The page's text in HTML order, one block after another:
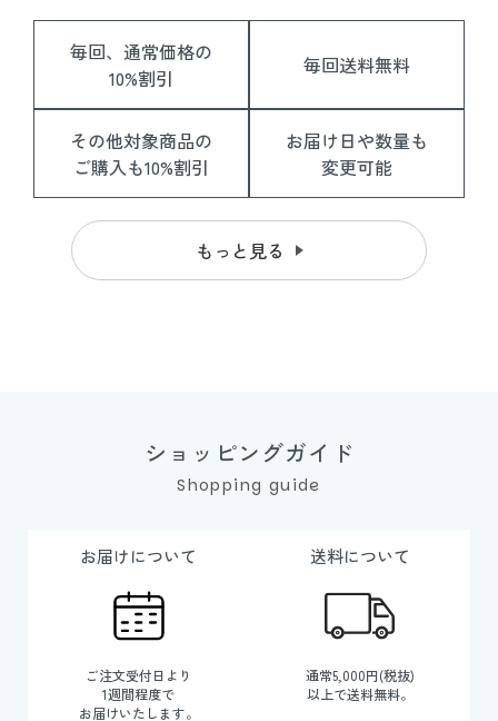
毎回、通常価格の
10%割引
毎回送料無料
その他対象商品の
ご購入も10%割引
お届け日や数量も
変更可能
もっと見る
ショッピングガイド
Shopping guide
お届けについて
ご注文受付日より
1週間程度で
お届けいたします。
送料について
通常5,000円(税抜)
以上で送料無料。